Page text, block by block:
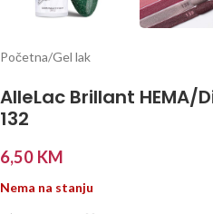
Početna/Gel lak
AlleLac Brillant HEMA/
132
6,50 KM
Nema na stanju